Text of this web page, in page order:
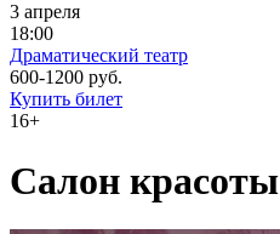
3 апреля
18:00
Драматический театр
600-1200 руб.
Купить билет
16+
Салон красоты